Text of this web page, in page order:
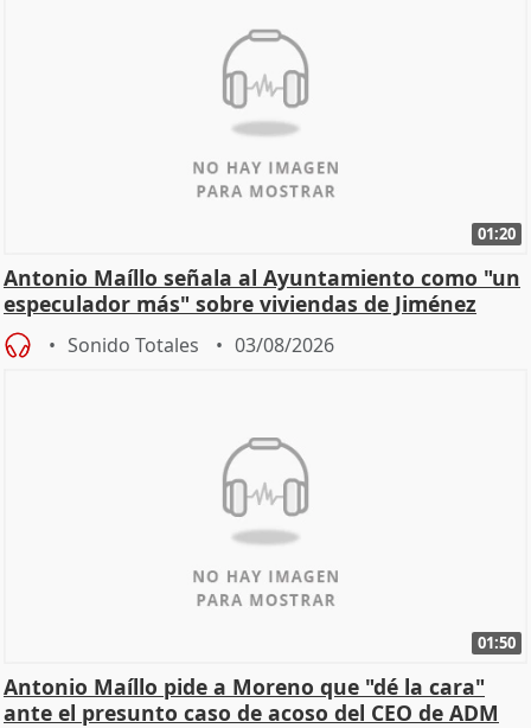
01:20
Antonio Maíllo señala al Ayuntamiento como "un
especulador más" sobre viviendas de Jiménez
Becerril
Sonido Totales 03/08/2026
01:50
Antonio Maíllo pide a Moreno que "dé la cara"
ante el presunto caso de acoso del CEO de ADM